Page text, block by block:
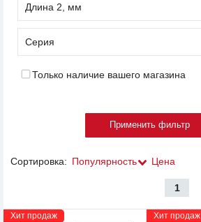
Длина 2, мм
Серия
Только наличие вашего магазина
Сортировка: Популярность Цена
1
Хит продаж Хит продаж